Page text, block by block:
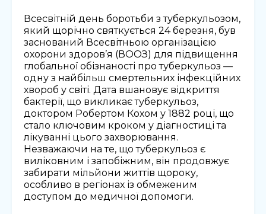
Всесвітній день боротьби з туберкульозом,
який щорічно святкується 24 березня, був
заснований Всесвітньою організацією
охорони здоров’я (ВООЗ) для підвищення
глобальної обізнаності про туберкульоз —
одну з найбільш смертельних інфекційних
хвороб у світі. Дата вшановує відкриття
бактерії, що викликає туберкульоз,
доктором Робертом Кохом у 1882 році, що
стало ключовим кроком у діагностиці та
лікуванні цього захворювання.
Незважаючи на те, що туберкульоз є
виліковним і запобіжним, він продовжує
забирати мільйони життів щороку,
особливо в регіонах із обмеженим
доступом до медичної допомоги.